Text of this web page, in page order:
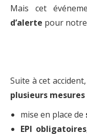
Mais cet
d’alerte pour
Suite à cet
plusieurs
mise en place de
EPI obligatoires